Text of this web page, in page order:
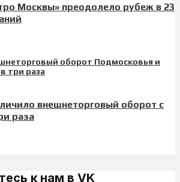
Москвы» преодолело рубеж в 23
внешнеторговый оборот с
раза
к нам в VK